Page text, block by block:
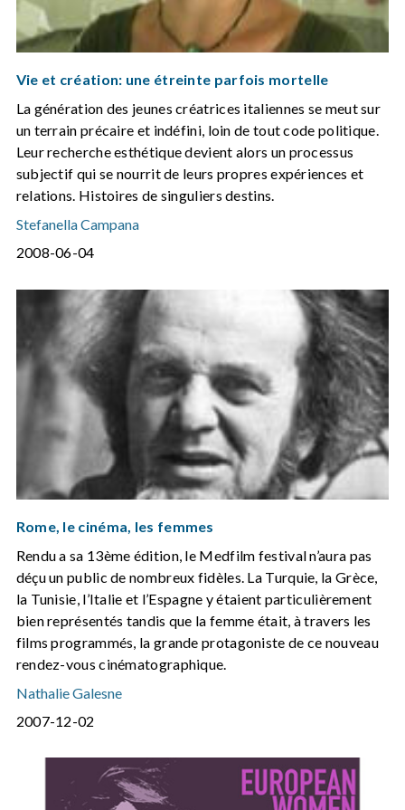
Vie et création: une étreinte parfois mortelle
La génération des jeunes créatrices italiennes se meut sur
un terrain précaire et indéfini, loin de tout code politique.
Leur recherche esthétique devient alors un processus
subjectif qui se nourrit de leurs propres expériences et
relations. Histoires de singuliers destins.
Stefanella Campana
2008-06-04
Rome, le cinéma, les femmes
Rendu a sa 13ème édition, le Medfilm festival n’aura pas
déçu un public de nombreux fidèles. La Turquie, la Grèce,
la Tunisie, l’Italie et l’Espagne y étaient particulièrement
bien représentés tandis que la femme était, à travers les
films programmés, la grande protagoniste de ce nouveau
rendez-vous cinématographique.
Nathalie Galesne
2007-12-02